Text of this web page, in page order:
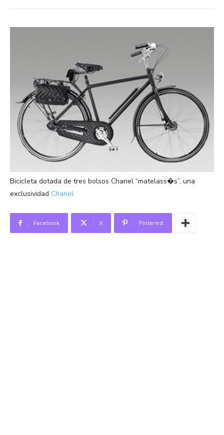
Bicicleta dotada de tres bolsos Chanel “matelass�s”, una
exclusividad Chanel
Facebook X Pinterest